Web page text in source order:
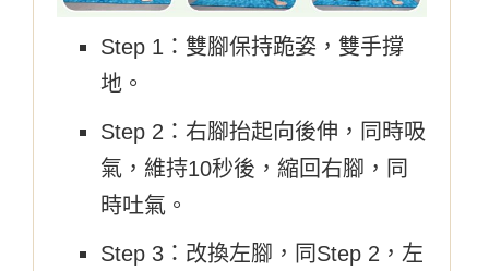
Step 1：雙腳保持跪姿，雙手撐
地。
Step 2：右腳抬起向後伸，同時吸
氣，維持10秒後，縮回右腳，同
時吐氣。
Step 3：改換左腳，同Step 2，左